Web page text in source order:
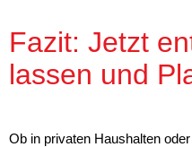
Fazit: Jetzt
lassen und
Ob in privaten Haushalten